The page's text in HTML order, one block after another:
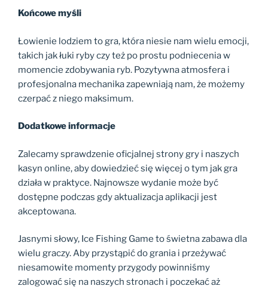
Końcowe myśli
Łowienie lodziem to gra, która niesie nam wielu emocji,
takich jak łuki ryby czy też po prostu podniecenia w
momencie zdobywania ryb. Pozytywna atmosfera i
profesjonalna mechanika zapewniają nam, że możemy
czerpać z niego maksimum.
Dodatkowe informacje
Zalecamy sprawdzenie oficjalnej strony gry i naszych
kasyn online, aby dowiedzieć się więcej o tym jak gra
działa w praktyce. Najnowsze wydanie może być
dostępne podczas gdy aktualizacja aplikacji jest
akceptowana.
Jasnymi słowy, Ice Fishing Game to świetna zabawa dla
wielu graczy. Aby przystąpić do grania i przeżywać
niesamowite momenty przygody powinniśmy
zalogować się na naszych stronach i poczekać aż